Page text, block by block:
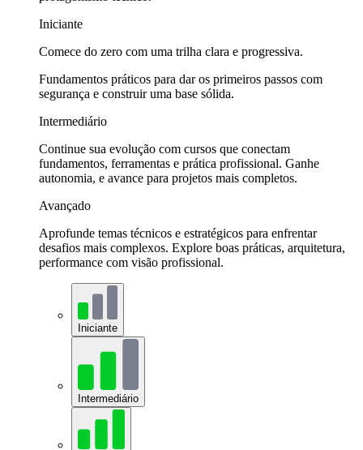
Iniciante
Comece do zero com uma trilha clara e progressiva.
Fundamentos práticos para dar os primeiros passos com
segurança e construir uma base sólida.
Intermediário
Continue sua evolução com cursos que conectam
fundamentos, ferramentas e prática profissional. Ganhe
autonomia, e avance para projetos mais completos.
Avançado
Aprofunde temas técnicos e estratégicos para enfrentar
desafios mais complexos. Explore boas práticas, arquitetura,
performance com visão profissional.
Iniciante
Intermediário